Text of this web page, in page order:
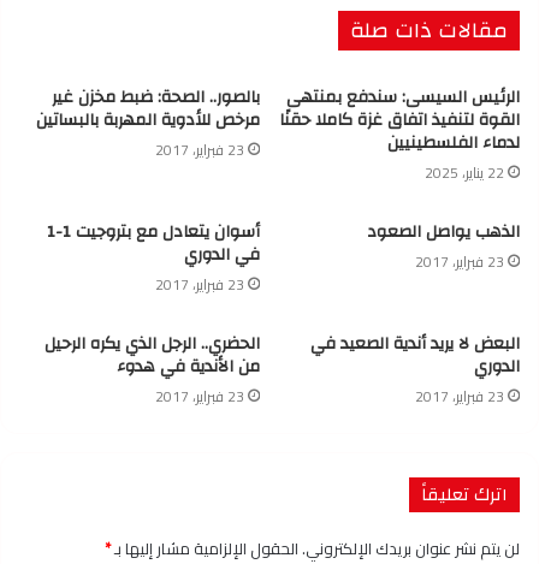
مقالات ذات صلة
الرئيس السيسى: سندفع بمنتهى
القوة لتنفيذ اتفاق غزة كاملا حقنًا
لدماء الفلسطينيين
22 يناير، 2025
بالصور.. الصحة: ضبط مخزن غير
مرخص للأدوية المهربة بالبساتين
23 فبراير، 2017
الذهب يواصل الصعود
23 فبراير، 2017
أسوان يتعادل مع بتروجيت 1-1
في الدوري
23 فبراير، 2017
البعض لا يريد أندية الصعيد في
الدوري
23 فبراير، 2017
الحضري.. الرجل الذي يكره الرحيل
من الأندية في هدوء
23 فبراير، 2017
اترك تعليقاً
لن يتم نشر عنوان بريدك الإلكتروني.الحقول الإلزامية مشار إليها بـ*